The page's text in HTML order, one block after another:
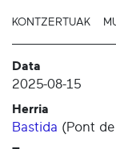
KONTZERTUAK
Data
2025-08-15
Herria
Bastida (Pont